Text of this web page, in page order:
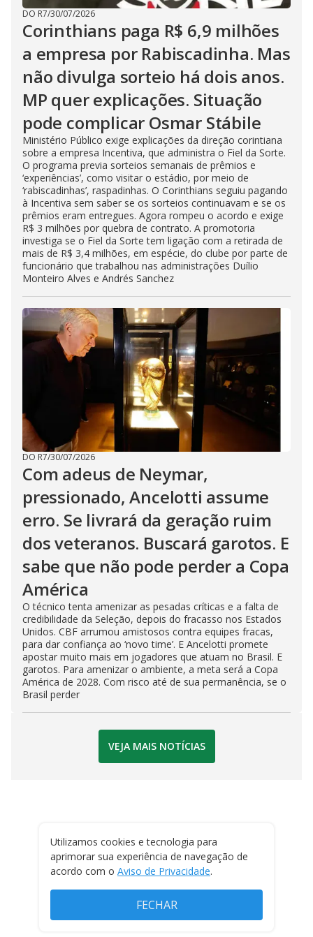
DO R7/30/07/2026
Corinthians paga R$ 6,9 milhões
a empresa por Rabiscadinha. Mas
não divulga sorteio há dois anos.
MP quer explicações. Situação
pode complicar Osmar Stábile
Ministério Público exige explicações da direção corintiana
sobre a empresa Incentiva, que administra o Fiel da Sorte.
O programa previa sorteios semanais de prêmios e
‘experiências’, como visitar o estádio, por meio de
‘rabiscadinhas’, raspadinhas. O Corinthians seguiu pagando
à Incentiva sem saber se os sorteios continuavam e se os
prêmios eram entregues. Agora rompeu o acordo e exige
R$ 3 milhões por quebra de contrato. A promotoria
investiga se o Fiel da Sorte tem ligação com a retirada de
mais de R$ 3,4 milhões, em espécie, do clube por parte de
funcionário que trabalhou nas administrações Duílio
Monteiro Alves e Andrés Sanchez
DO R7/30/07/2026
Com adeus de Neymar,
pressionado, Ancelotti assume
erro. Se livrará da geração ruim
dos veteranos. Buscará garotos. E
sabe que não pode perder a Copa
América
O técnico tenta amenizar as pesadas críticas e a falta de
credibilidade da Seleção, depois do fracasso nos Estados
Unidos. CBF arrumou amistosos contra equipes fracas,
para dar confiança ao ‘novo time’. E Ancelotti promete
apostar muito mais em jogadores que atuam no Brasil. E
garotos. Para amenizar o ambiente, a meta será a Copa
América de 2028. Com risco até de sua permanência, se o
Brasil perder
VEJA MAIS NOTÍCIAS
Utilizamos cookies e tecnologia para
aprimorar sua experiência de navegação de
acordo com o Aviso de Privacidade.
FECHAR